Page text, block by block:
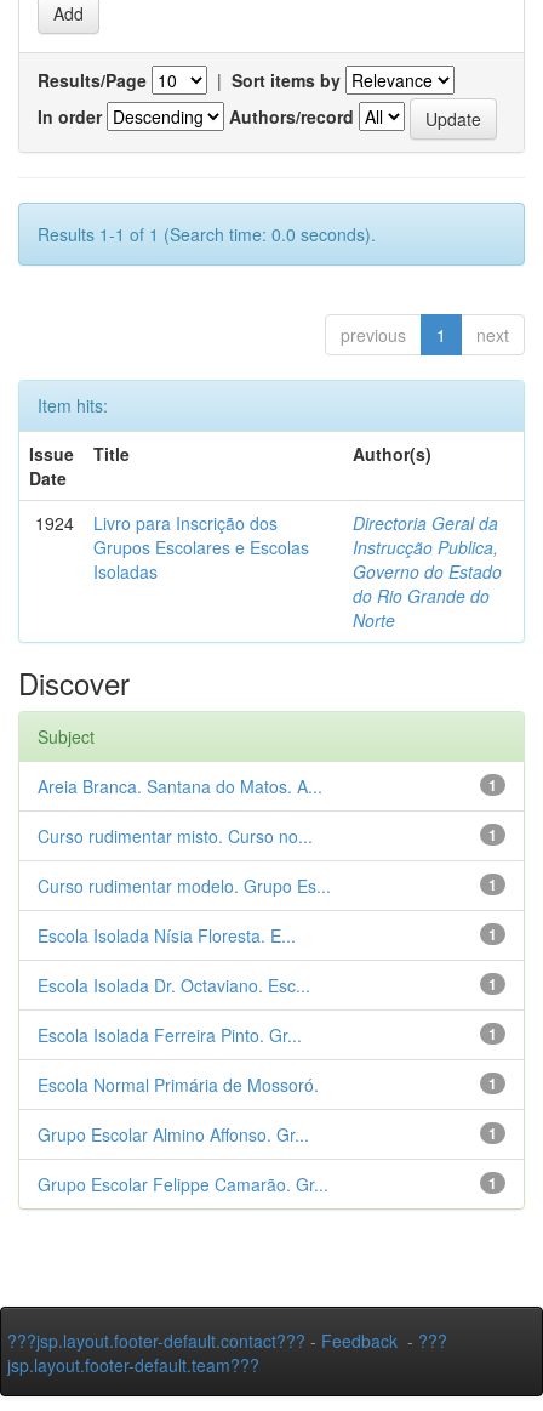
Results/Page | Sort items by
In order
Authors/record
Results 1-1 of 1 (Search time: 0.0 seconds).
previous 1 next
Item hits:
Issue
Date
Title Author(s)
1924
Livro para Inscrição dos
Grupos Escolares e Escolas
Isoladas
Directoria Geral da
Instrucção Publica,
Governo do Estado
do Rio Grande do
Norte
Discover
Subject
1
Areia Branca. Santana do Matos. A...
1
Curso rudimentar misto. Curso no...
1
Curso rudimentar modelo. Grupo Es...
1
Escola Isolada Nísia Floresta. E...
1
Escola Isolada Dr. Octaviano. Esc...
1
Escola Isolada Ferreira Pinto. Gr...
1
Escola Normal Primária de Mossoró.
1
Grupo Escolar Almino Affonso. Gr...
1
Grupo Escolar Felippe Camarão. Gr...
???jsp.layout.footer-default.contact??? - Feedback - ???
jsp.layout.footer-default.team???